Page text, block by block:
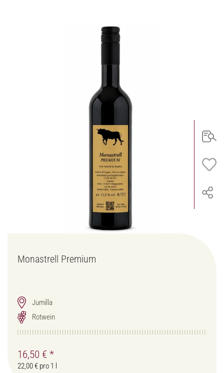
Monastrell Premium
Jumilla
Rotwein
16,50 € *
22,00 € pro 1 l